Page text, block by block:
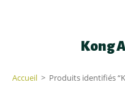
Kong
Accueil > Produits identifiés